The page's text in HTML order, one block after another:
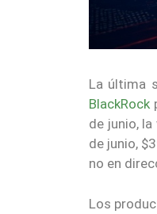
La última
BlackRock
de junio,
de junio,
no en
Los